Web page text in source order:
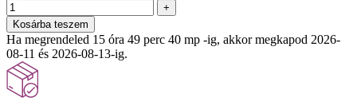
+
Kosárba teszem
Ha megrendeled 15 óra 49 perc 39 mp -ig, akkor megkapod 2026-
08-11 és 2026-08-13-ig.